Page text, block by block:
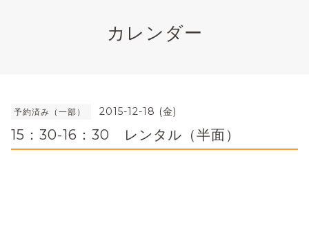
カレンダー
予約済み（一部） 2015-12-18 (金)
15：30-16：30 レンタル（半面）